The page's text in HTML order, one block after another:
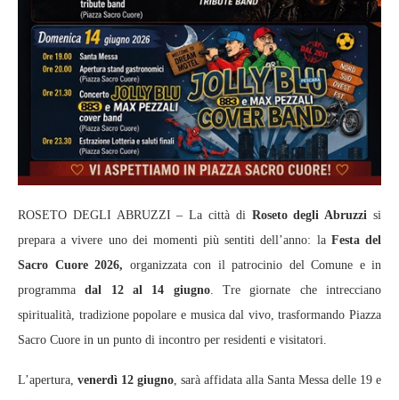
ROSETO DEGLI ABRUZZI – La città di Roseto degli Abruzzi si
prepara a vivere uno dei momenti più sentiti dell’anno: la Festa del
Sacro Cuore 2026, organizzata con il patrocinio del Comune e in
programmadal 12 al 14 giugno. Tre giornate che intrecciano
spiritualità, tradizione popolare e musica dal vivo, trasformando Piazza
Sacro Cuore in un punto di incontro per residenti e visitatori.
L’apertura, venerdì 12 giugno , sarà affidata alla Santa Messa delle 19 e